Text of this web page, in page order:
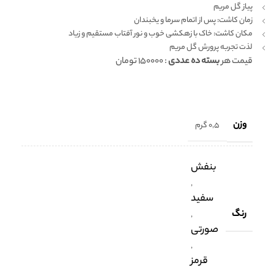
پیاز گل مریم
زمان کاشت: پس از اتمام سرما و یخبندان
مکان کاشت: خاک با زهکشی خوب و نور آفتاب مستقیم و زیاد
لذت تجربه پرورش گل مریم
قیمت هربسته ده عددی: 150000 تومان
وزن 0,5 گرم
رنگ
بنفش
,
سفید
,
صورتی
,
قرمز